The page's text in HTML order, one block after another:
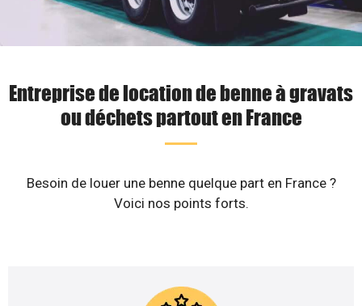
Entreprise de location de benne à gravats
ou déchets partout en France
Besoin de louer une benne quelque part en France ?
Voici nos points forts.